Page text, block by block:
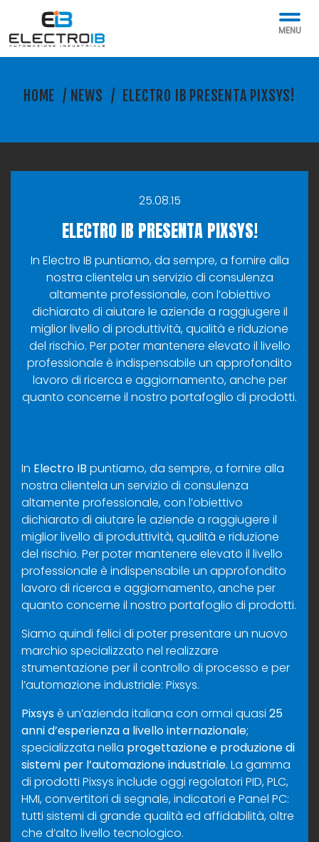
MENU
HOME / NEWS / ELECTRO IB PRESENTA PIXSYS!
25.08.15
ELECTRO IB PRESENTA PIXSYS!
In Electro IB puntiamo, da sempre, a fornire alla
nostra clientela un servizio di consulenza
altamente professionale, con l’obiettivo
dichiarato di aiutare le aziende a raggiugere il
miglior livello di produttività, qualità e riduzione
del rischio. Per poter mantenere elevato il livello
professionale è indispensabile un approfondito
lavoro di ricerca e aggiornamento, anche per
quanto concerne il nostro portafoglio di prodotti.
In Electro IB puntiamo, da sempre, a fornire alla
nostra clientela un servizio di consulenza
altamente professionale, con l’obiettivo
dichiarato di aiutare le aziende a raggiugere il
miglior livello di produttività, qualità e riduzione
del rischio. Per poter mantenere elevato il livello
professionale è indispensabile un approfondito
lavoro di ricerca e aggiornamento, anche per
quanto concerne il nostro portafoglio di prodotti.
Siamo quindi felici di poter presentare un nuovo
marchio specializzato nel realizzare
strumentazione per il controllo di processo e per
l’automazione industriale: Pixsys.
Pixsysè un’azienda italiana con ormai quasi 25
anni d’esperienza a livello internazionale;
specializzata nella progettazione e produzione di
sistemi per l’automazione industriale. La gamma
di prodotti Pixsys include oggi regolatori PID, PLC,
HMI, convertitori di segnale, indicatori e Panel PC:
tutti sistemi di grande qualità ed affidabilità, oltre
che d’alto livello tecnologico.